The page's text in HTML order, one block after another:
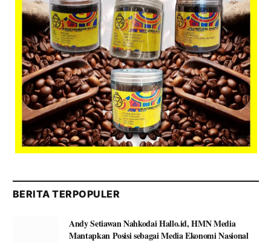
BERITA TERPOPULER
Andy Setiawan Nahkodai Hallo.id, HMN Media
Mantapkan Posisi sebagai Media Ekonomi Nasional